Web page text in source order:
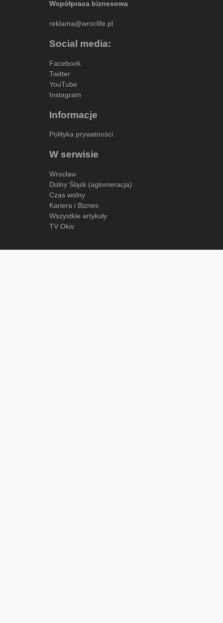
Współpraca biznesowa
reklama@wroclife.pl
Social media:
Facebook
Twitter
YouTube
Instagram
Informacje
Polityka prywatności
W serwisie
Wrocław
Dolny Śląsk (aglomeracja)
Czas wolny
Kariera i Biznes
Wszystkie artykuły
TV Okis